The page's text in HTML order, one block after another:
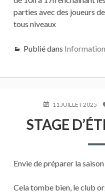
parties avec des joueurs de
tous niveaux
Publié dans
PUBLIÉ11 JUILLET 2025
STAGE
Envie de préparer la
Cela tombe bien, le club